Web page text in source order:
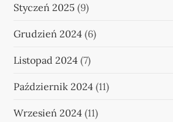
Styczeń 2025 (9)
Grudzień 2024 (6)
Listopad 2024 (7)
Październik 2024 (11)
Wrzesień 2024 (11)